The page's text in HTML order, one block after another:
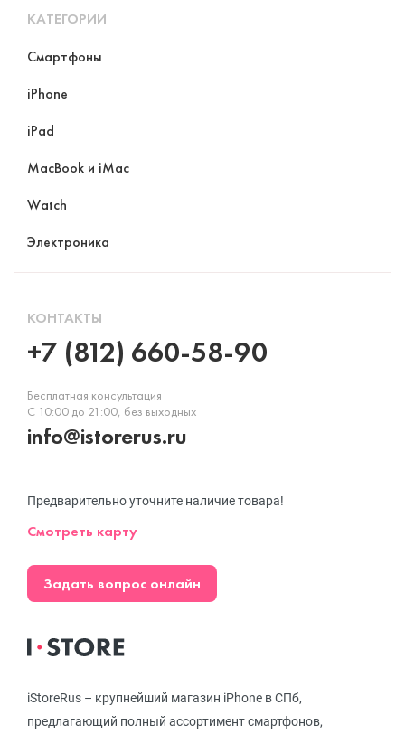
iStoreRus – крупнейший магазин iPhone в СПб,
предлагающий полный ассортимент смартфонов,
КАТЕГОРИИ
Смартфоны
iPhone
iPad
MacBook и iMac
Watch
Электроника
КОНТАКТЫ
+7 (812) 660-58-90
Бесплатная консультация
С 10:00 до 21:00, без выходных
info@istorerus.ru
Предварительно уточните наличие товара!
Смотреть карту
Задать вопрос онлайн